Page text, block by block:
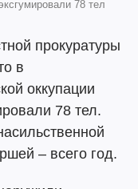
78 тел
прокуратуры
в
оккупации
78 тел.
– всего год.